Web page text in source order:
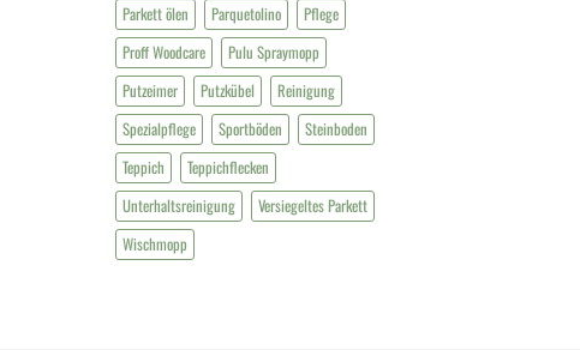
Parkett ölen
Parquetolino
Pflege
Proff Woodcare
Pulu Spraymopp
Putzeimer
Putzkübel
Reinigung
Spezialpflege
Sportböden
Steinboden
Teppich
Teppichflecken
Unterhaltsreinigung
Versiegeltes Parkett
Wischmopp